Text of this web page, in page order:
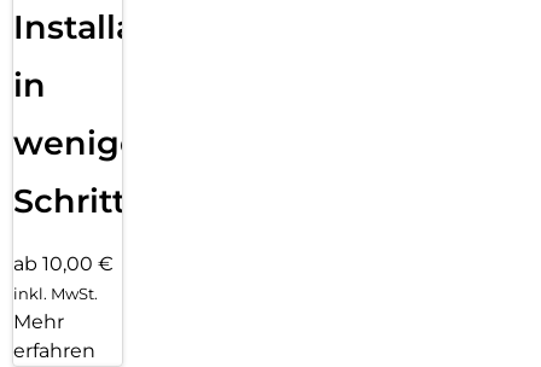
Installation
in
wenigen
Schritten
ab 10,00 €
inkl. MwSt.
Mehr
erfahren